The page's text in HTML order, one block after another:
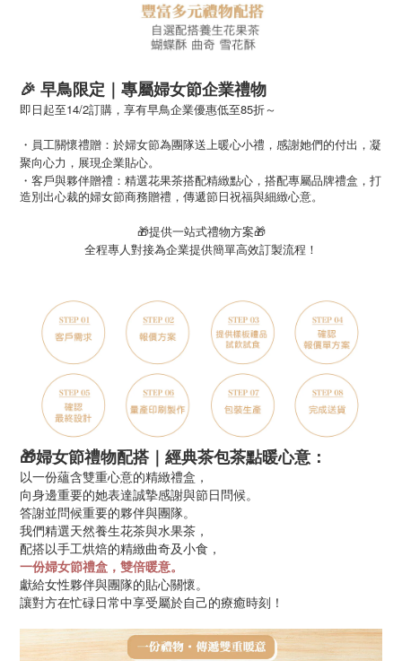
🎉 早鳥限定｜專屬婦女節企業禮物
即日起至14/2訂購，享有早鳥企業優惠低至85折～
・員工關懷禮贈：於婦女節為團隊送上暖心小禮，感謝她們的付出，凝
聚向心力，展現企業貼心。
・ 客戶與夥伴贈禮：精選花果茶搭配精緻點心，搭配專屬品牌禮盒，打
造別出心裁的婦女節商務贈禮，傳遞節日祝福與細緻心意。
🎁提供一站式禮物方案🎁
全程專人對接為企業提供簡單高效訂製流程！
🎁婦女節禮物配搭｜經典茶包茶點暖心意：
以一份蘊含雙重心意的精緻禮盒，
向身邊重要的她表達誠摯感謝與節日問候。
答謝並問候重要的夥伴與團隊。
我們精選天然養生花茶與水果茶，
配搭以手工烘焙的精緻曲奇及小食，
一份婦女節禮盒，雙倍暖意。
獻給女性夥伴與團隊的貼心關懷。
讓對方在忙碌日常中享受屬於自己的療癒時刻！